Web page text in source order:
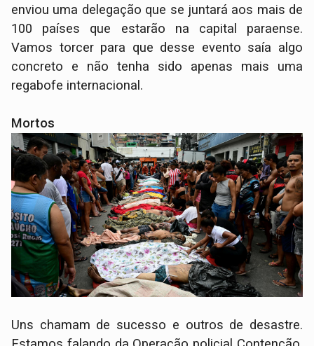
enviou uma delegação que se juntará aos mais de
100 países que estarão na capital paraense.
Vamos torcer para que desse evento saía algo
concreto e não tenha sido apenas mais uma
regabofe internacional.
Mortos
Uns chamam de sucesso e outros de desastre.